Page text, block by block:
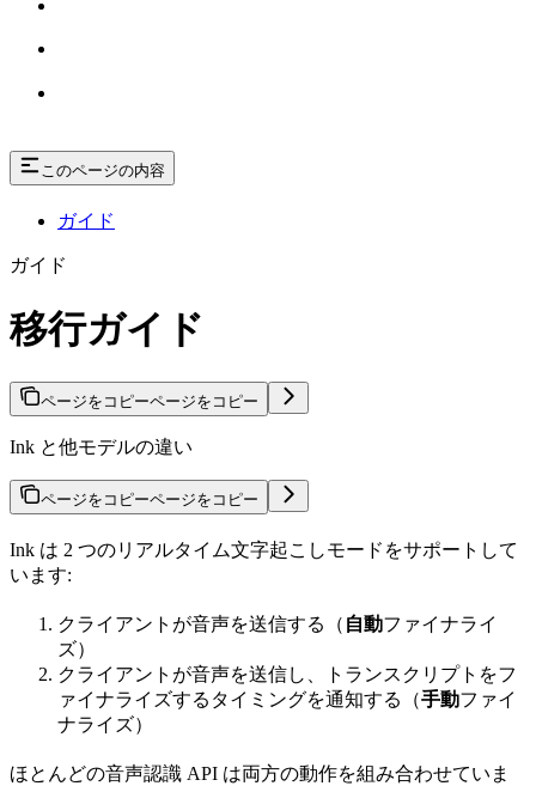
このページの内容
ガイド
ガイド
移行ガイド
ページをコピーページをコピー
Ink と他モデルの違い
ページをコピーページをコピー
Ink は 2 つのリアルタイム文字起こしモードをサポートして
います:
クライアントが音声を送信する（ 自動ファイナライ
ズ）
クライアントが音声を送信し、トランスクリプトをフ
ァイナライズするタイミングを通知する（手動ファイ
ナライズ）
ほとんどの音声認識 API は両方の動作を組み合わせていま